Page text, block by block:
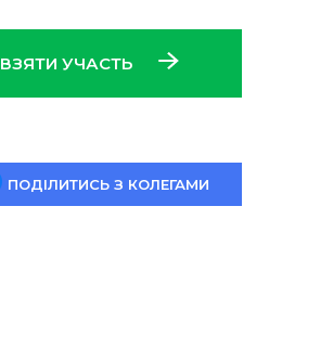
ВЗЯТИ УЧАСТЬ
ПОДІЛИТИСЬ З КОЛЕГАМИ